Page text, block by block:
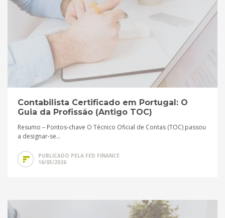
Contabilista Certificado em Portugal: O
Guia da Profissão (Antigo TOC)
Resumo – Pontos-chave O Técnico Oficial de Contas (TOC) passou
a designar-se...
PUBLICADO PELA FED FINANCE
16/03/2026